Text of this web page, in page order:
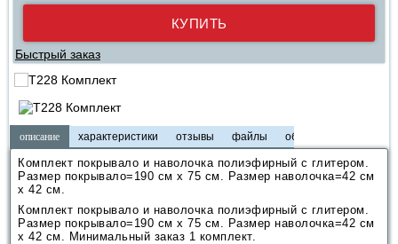
Быстрый заказ
описание характеристики отзывы файлы обзоры
Комплект покрывало и наволочка полиэфирный с глитером.
Размер покрывало=190 см х 75 см. Размер наволочка=42 см
х 42 см.
Комплект покрывало и наволочка полиэфирный с глитером.
Размер покрывало=190 см х 75 см. Размер наволочка=42 см
х 42 см. Минимальный заказ 1 комплект.